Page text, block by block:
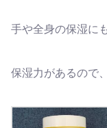
手や全身の保湿に
保湿力があるので